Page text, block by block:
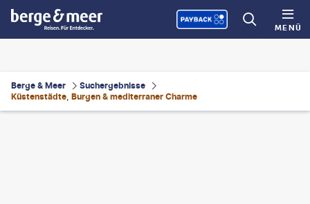
MENÜ
Berge & Meer
Suchergebnisse
Küstenstädte, Burgen & mediterraner Charme